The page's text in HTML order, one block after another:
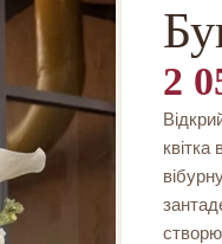
2